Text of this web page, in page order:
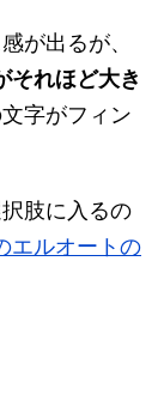
が出るが、
それほど大き
字がフィン
肢に入るの
エルオートの